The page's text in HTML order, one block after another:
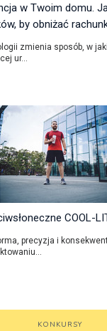
w Twoim domu.
by obniżać
zmienia sposób, w
ur...
COOL-
precyzja i
KONKURSY